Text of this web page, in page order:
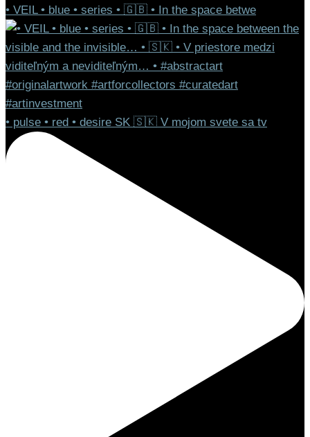
• VEIL • blue • series • 🇬🇧 • In the space betwe
• pulse • red • desire SK 🇸🇰 V mojom svete sa tv